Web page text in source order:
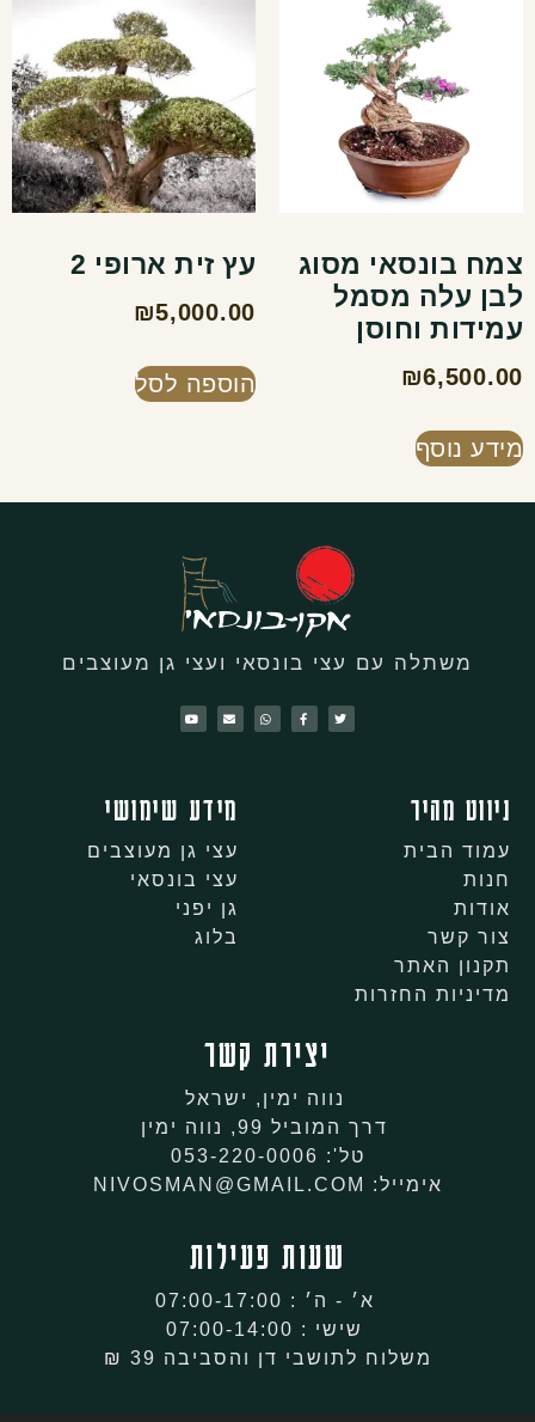
צמח בונסאי מסוג
לבן עלה מסמל
עמידות וחוסן
₪6,500.00
מידע נוסף
עץ זית ארופי 2
₪5,000.00
הוספה לסל
משתלה עם עצי בונסאי ועצי גן מעוצבים
ניווט מהיר
עמוד הבית
חנות
אודות
צור קשר
תקנון האתר
מדיניות החזרות
מידע שימושי
עצי גן מעוצבים
עצי בונסאי
גן יפני
בלוג
יצירת קשר
נווה ימין, ישראל
דרך המוביל 99, נווה ימין
טל': 053-220-0006
אימייל: NIVOSMAN@GMAIL.COM
שעות פעילות
א׳ - ה׳ : 07:00-17:00
שישי : 07:00-14:00
משלוח לתושבי דן והסביבה 39 ₪